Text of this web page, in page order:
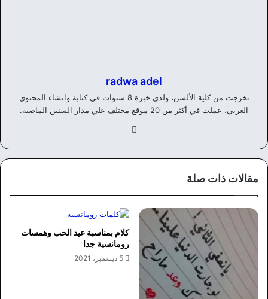
radwa adel
تخرجت من كلية الألسن، ولدي خبرة 8 سنوات في كتابة وانشاء المحتوي
العربي، عملت في أكثر من 20 موقع مختلف علي مدار السنين الماضية.
وك
مقالات ذات صلة
كلام بمناسبة عيد الحب وهمسات
رومانسية جدا
5 ديسمبر، 2021